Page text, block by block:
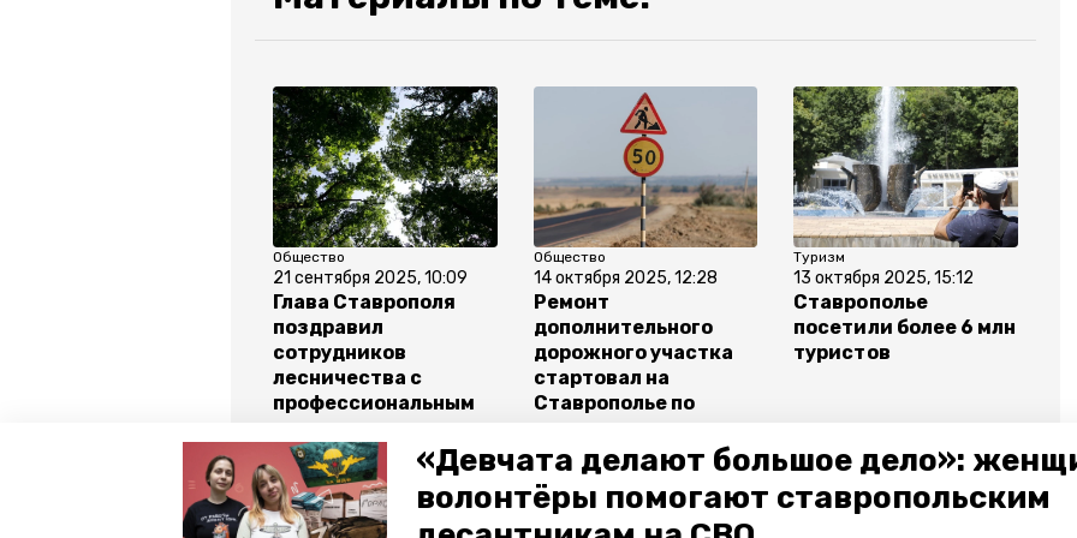
«Девчата делают большое дело»:
волонтёры помогают ставропольским
Общество
21 сентября 2025, 10:09
Глава Ставрополя
поздравил
сотрудников
лесничества с
профессиональным
Общество
14 октября 2025, 12:28
Ремонт
дополнительного
дорожного участка
стартовал на
Ставрополье по
Туризм
13 октября 2025, 15:12
Ставрополье
посетили более 6 млн
туристов
Все новости